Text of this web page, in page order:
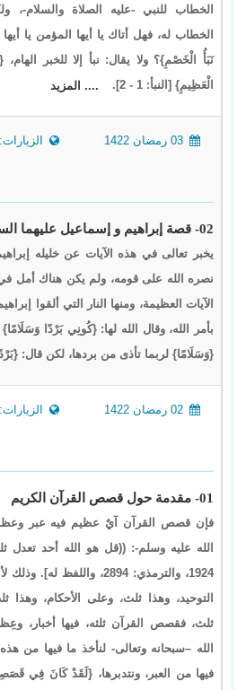
الخطاب للنبي -عليه الصلاة والسلام-
الخطاب له، فهل أتاك يا أيها المؤمن يا
نَبَأُ الْخَصْمِ}؟ ولا يقال: نبأ إلا للخبر
الْعَظِيمِ} [النبأ: 1 - 2].
.... المزيد
الزيارات: 166464
02- قصة إبراهيم و إسماعيل عليهما السلام رؤيا الذبح
يخبر تعالى في هذه الآيات عن خليله
نصره الله على قومه، ولم يكن هناك أمل في
الآيات العظيمة، ومنها النار التي ألقوا
{وَسَلَامًا} لربما تأذى من بردها، لكن قال:
الزيارات: 50440
01- مقدمة حول قصص القرآن الكريم
فإن قصص القرآن آيٌ عظيم فيه عبر
الله عليه وسلم-: ((قل هو الله أحد تعدل
1924، والترمذي: 2894،
التوحيد، وهذا ثلث، وعلى الأحكام،
ثلث، فقصص القرآن ثلثه، فيها أخبار،
الله –سبحانه وتعالى- لنأخذ ما فيها من
فيها من العبر، ونتدبرها، {لَقَدْ كَانَ فِي